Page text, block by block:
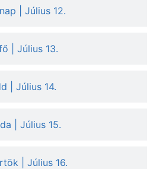
| Július 12.
| Július 13.
| Július 14.
| Július 15.
| Július 16.